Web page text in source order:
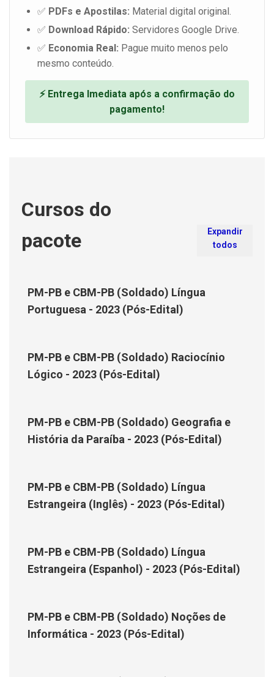
✅ PDFs e Apostilas: Material digital original.
✅ Download Rápido: Servidores Google Drive.
✅ Economia Real: Pague muito menos pelo
mesmo conteúdo.
⚡ Entrega Imediata após a confirmação do
pagamento!
Cursos do
pacote
Expandir
todos
PM-PB e CBM-PB (Soldado) Língua
Portuguesa - 2023 (Pós-Edital)
PM-PB e CBM-PB (Soldado) Raciocínio
Lógico - 2023 (Pós-Edital)
PM-PB e CBM-PB (Soldado) Geografia e
História da Paraíba - 2023 (Pós-Edital)
PM-PB e CBM-PB (Soldado) Língua
Estrangeira (Inglês) - 2023 (Pós-Edital)
PM-PB e CBM-PB (Soldado) Língua
Estrangeira (Espanhol) - 2023 (Pós-Edital)
PM-PB e CBM-PB (Soldado) Noções de
Informática - 2023 (Pós-Edital)